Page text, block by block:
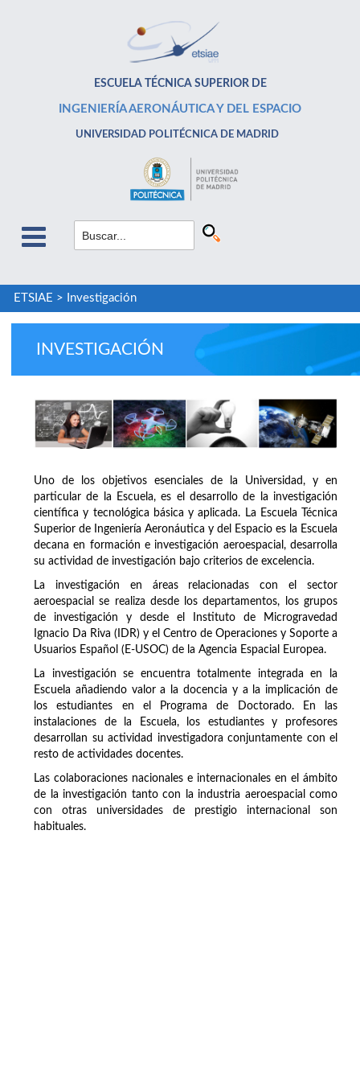
ESCUELA TÉCNICA SUPERIOR DE
INGENIERÍA AERONÁUTICA Y DEL ESPACIO
UNIVERSIDAD POLITÉCNICA DE MADRID
ETSIAE > Investigación
INVESTIGACIÓN
Uno de los objetivos esenciales de la Universidad, y en
particular de la Escuela, es el desarrollo de la investigación
científica y tecnológica básica y aplicada. La Escuela Técnica
Superior de Ingeniería Aeronáutica y del Espacio es la Escuela
decana en formación e investigación aeroespacial, desarrolla
su actividad de investigación bajo criterios de excelencia.
La investigación en áreas relacionadas con el sector
aeroespacial se realiza desde los departamentos, los grupos
de investigación y desde el Instituto de Microgravedad
Ignacio Da Riva (IDR) y el Centro de Operaciones y Soporte a
Usuarios Español (E-USOC) de la Agencia Espacial Europea.
La investigación se encuentra totalmente integrada en la
Escuela añadiendo valor a la docencia y a la implicación de
los estudiantes en el Programa de Doctorado. En las
instalaciones de la Escuela, los estudiantes y profesores
desarrollan su actividad investigadora conjuntamente con el
resto de actividades docentes.
Las colaboraciones nacionales e internacionales en el ámbito
de la investigación tanto con la industria aeroespacial como
con otras universidades de prestigio internacional son
habituales.